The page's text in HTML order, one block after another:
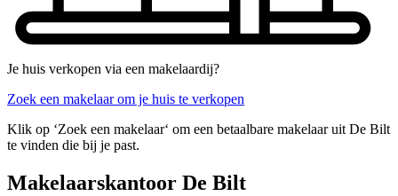
Je huis verkopen via een makelaardij?
Zoek een makelaar om je huis te verkopen
Klik op ‘Zoek een makelaar‘ om een betaalbare makelaar uit De Bilt
te vinden die bij je past.
Makelaarskantoor De Bilt